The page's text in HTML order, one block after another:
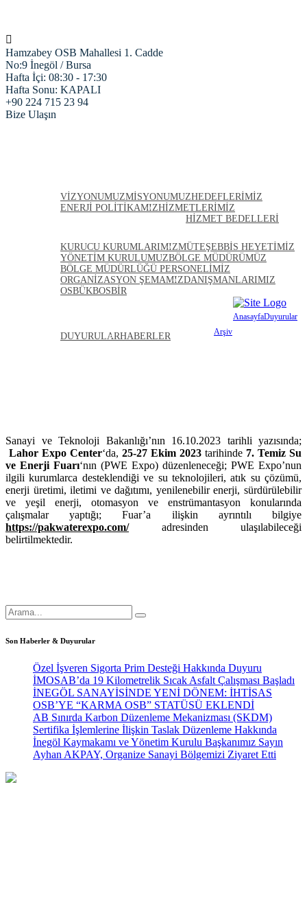
Hamzabey OSB Mahallesi 1. Cadde
No:9 İnegöl / Bursa
Hafta İçi: 08:30 - 17:30
Hafta Sonu: KAPALI
+90 224 715 23 94
Bize Ulaşın
VIZYONUMUZMISYONUMUZHEDEFLERIMIZ
ENERJI POLITIKAMIZHIZMETLERIMIZ
HIZMET BEDELLERI
KURUCU KURUMLARIMIZMÜTEŞEBBIS HEYETIMIZ
YÖNETIM KURULUMUZBÖLGE MÜDÜRÜMÜZ
BÖLGE MÜDÜRLÜĞÜ PERSONELIMIZ
ORGANIZASYON ŞEMAMIZDANIŞMANLARIMIZ
OSBÜKBOSBİR
DUYURULARHABERLER
AnasayfaDuyurular
Arşiv
Sanayi ve Teknoloji Bakanlığı’nın 16.10.2023 tarihli yazısında;
Lahor Expo Center‘da, 25-27 Ekim 2023 tarihinde 7. Temiz Su
ve Enerji Fuarı‘nın (PWE Expo) düzenleneceği; PWE Expo’nun
ilgili kurumlarca desteklendiği ve su teknolojileri, atık su çözümü,
enerji üretimi, iletimi ve dağıtımı, yenilenebilir enerji, sürdürülebilir
ve yeşil enerji, otomasyon ve enstrümantasyon konularında
çalışmalar yaptığı; Fuar’a ilişkin ayrıntılı bilgiye
https://pakwaterexpo.com/adresinden ulaşılabileceği
belirtilmektedir.
Son Haberler & Duyurular
Özel İşveren Sigorta Prim Desteği Hakkında Duyuru
İMOSAB’da 19 Kilometrelik Sıcak Asfalt Çalışması Başladı
İNEGÖL SANAYİSİNDE YENİ DÖNEM: İHTİSAS
OSB’YE “KARMA OSB” STATÜSÜ EKLENDİ
AB Sınırda Karbon Düzenleme Mekanizması (SKDM)
Sertifika İşlemlerine İlişkin Taslak Düzenleme Hakkında
İnegöl Kaymakamı ve Yönetim Kurulu Başkanımız Sayın
Ayhan AKPAY, Organize Sanayi Bölgemizi Ziyaret Etti